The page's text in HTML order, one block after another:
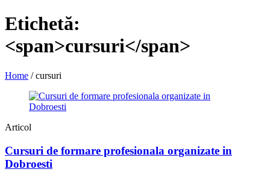
Etichetă:
<span>cursuri</span>
Home /cursuri
Articol
Cursuri de formare profesionala organizate in
Dobroesti